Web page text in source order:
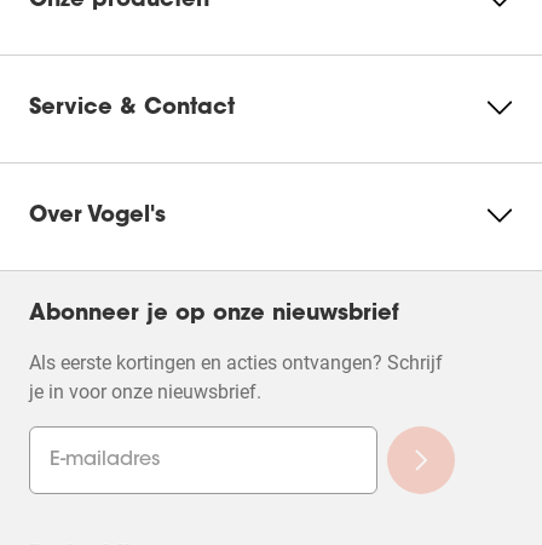
Service & Contact
Over Vogel's
Abonneer je op onze nieuwsbrief
Als eerste kortingen en acties ontvangen? Schrijf
je in voor onze nieuwsbrief.